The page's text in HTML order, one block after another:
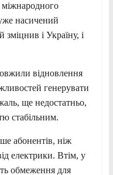
насичений
і Україну, і
відновлення
генерувати
ще недостатньо,
стабільним.
абонентів, ніж
електрики. Втім, у
обмеження для